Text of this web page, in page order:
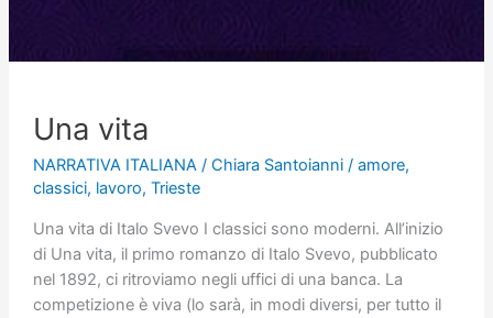
Una vita
NARRATIVA ITALIANA/ Chiara Santoianni / amore,
classici, lavoro, Trieste
Una vita di Italo Svevo I classici sono moderni. All’inizio
di Una vita, il primo romanzo di Italo Svevo, pubblicato
nel 1892, ci ritroviamo negli uffici di una banca. La
competizione è viva (lo sarà, in modi diversi, per tutto il